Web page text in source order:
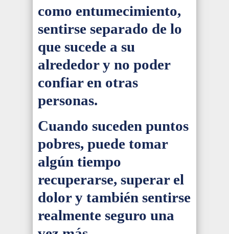
como entumecimiento,
sentirse separado de lo
que sucede a su
alrededor y no poder
confiar en otras
personas.
Cuando suceden puntos
pobres, puede tomar
algún tiempo
recuperarse, superar el
dolor y también sentirse
realmente seguro una